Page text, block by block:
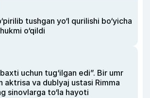
tushgan yo‘l qurilishi bo‘yicha
o‘qildi
uchun tug‘ilgan edi”. Bir umr
aktrisa va dublyaj ustasi Rimma
sinovlarga to‘la hayoti